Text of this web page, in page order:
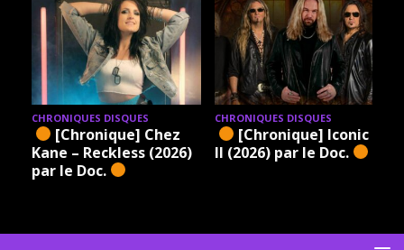
CHRONIQUES DISQUES
[Chronique] Chez
Kane – Reckless (2026)
par le Doc.
CHRONIQUES DISQUES
[Chronique] Iconic –
II (2026) par le Doc.